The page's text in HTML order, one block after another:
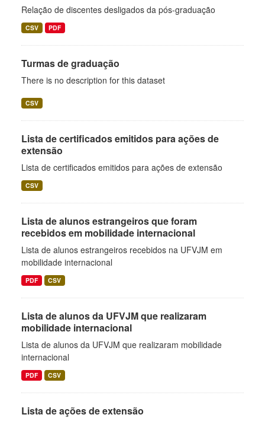
Relação de discentes desligados da pós-graduação
CSV PDF
Turmas de graduação
There is no description for this dataset
CSV
Lista de certificados emitidos para ações de
extensão
Lista de certificados emitidos para ações de extensão
CSV
Lista de alunos estrangeiros que foram
recebidos em mobilidade internacional
Lista de alunos estrangeiros recebidos na UFVJM em
mobilidade internacional
PDF CSV
Lista de alunos da UFVJM que realizaram
mobilidade internacional
Lista de alunos da UFVJM que realizaram mobilidade
internacional
PDF CSV
Lista de ações de extensão